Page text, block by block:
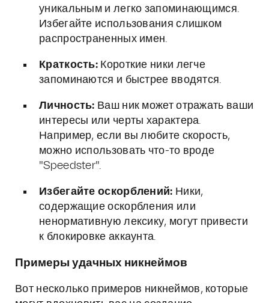
уникальным и легко запоминающимся.
Избегайте использования слишком
распространенных имен.
Краткость: Короткие ники легче
запоминаются и быстрее вводятся.
Личность: Ваш ник может отражать ваши
интересы или черты характера.
Например, если вы любите скорость,
можно использовать что-то вроде
"Speedster".
Избегайте оскорблений: Ники,
содержащие оскорбления или
ненормативную лексику, могут привести
к блокировке аккаунта.
Примеры удачных никнеймов
Вот несколько примеров никнеймов, которые